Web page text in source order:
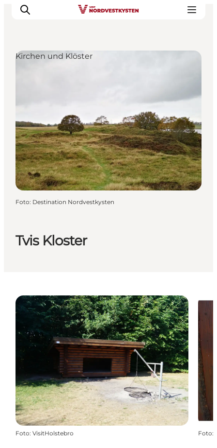
Unterkunft
Mach deine Urlaubsplanung
Tvis Kloster
Kirchen und Klöster
Foto: Destination Nordvestkysten
Foto: VisitHolstebro Foto: